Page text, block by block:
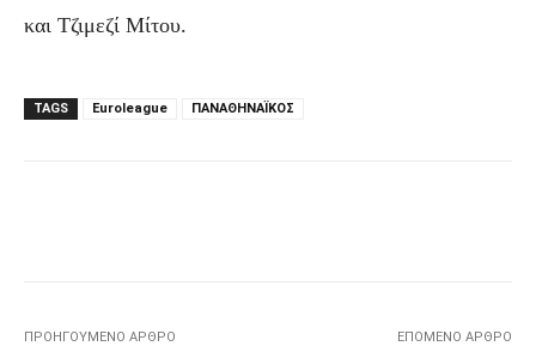
και Τζιμεζί Μίτου.
TAGS Euroleague ΠΑΝΑΘΗΝΑΪΚΟΣ
ΠΡΟΗΓΟΎΜΕΝΟ ΆΡΘΡΟ ΕΠΌΜΕΝΟ ΆΡΘΡΟ